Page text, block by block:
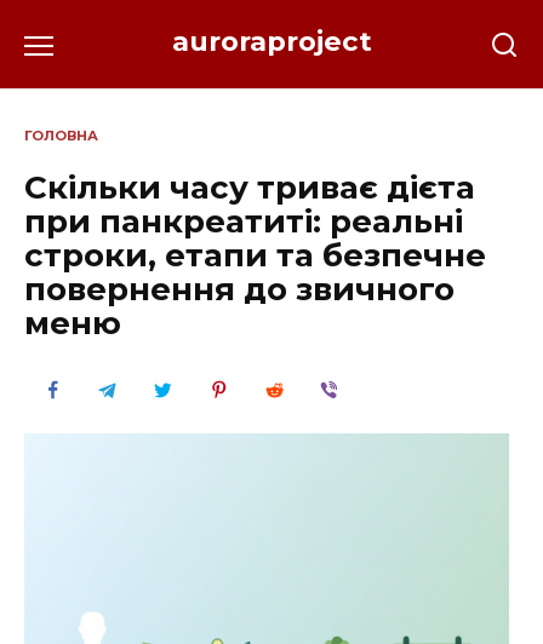
до
auroraproject
ГОЛОВНА
Скільки часу триває дієта
при панкреатиті: реальні
строки, етапи та безпечне
повернення до звичного
меню